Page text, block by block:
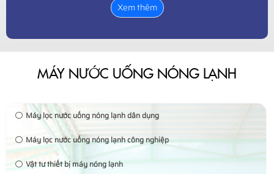
Xem thêm
MÁY NƯỚC UỐNG NÓNG LẠNH
Máy lọc nước uống nóng lạnh dân dụng
Máy lọc nước uống nóng lạnh công nghiệp
Vật tư thiết bị máy nóng lạnh